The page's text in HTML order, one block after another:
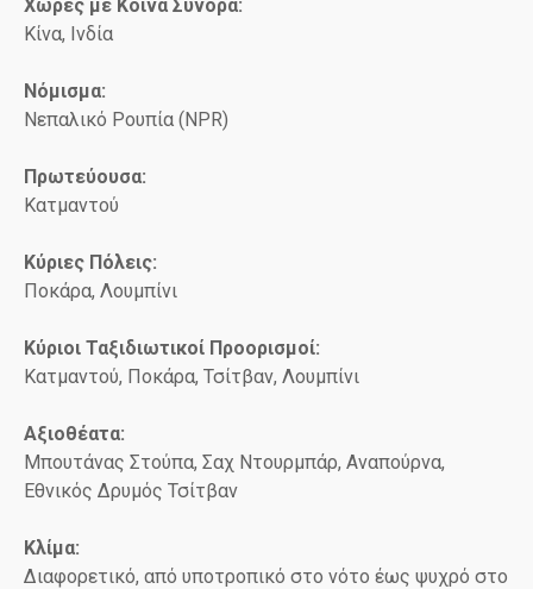
Χώρες με Κοινά Σύνορα:
Κίνα, Ινδία
Νόμισμα:
Νεπαλικό Ρουπία (NPR)
Πρωτεύουσα:
Κατμαντού
Κύριες Πόλεις:
Ποκάρα, Λουμπίνι
Κύριοι Ταξιδιωτικοί Προορισμοί:
Κατμαντού, Ποκάρα, Τσίτβαν, Λουμπίνι
Αξιοθέατα:
Μπουτάνας Στούπα, Σαχ Ντουρμπάρ, Αναπούρνα,
Εθνικός Δρυμός Τσίτβαν
Κλίμα:
Διαφορετικό, από υποτροπικό στο νότο έως ψυχρό στο